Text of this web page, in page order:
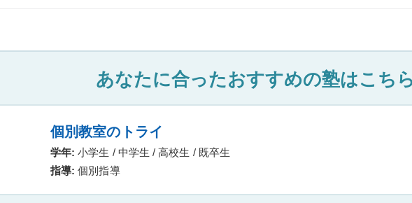
あなたに合ったおすすめの塾はこち
個別教室のトライ
学年: 小学生 / 中学生 / 高校生 / 既卒生
指導: 個別指導